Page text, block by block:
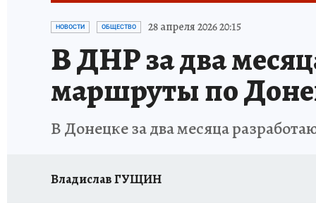
РАДИО КП
НОВОРОССИЯ АФИША
НОВОСТИ ОБЩЕСТВО 28 апреля 2026 20:15
В ДНР за два
маршруты по
В Донецке за два месяца
Владислав ГУЩИН